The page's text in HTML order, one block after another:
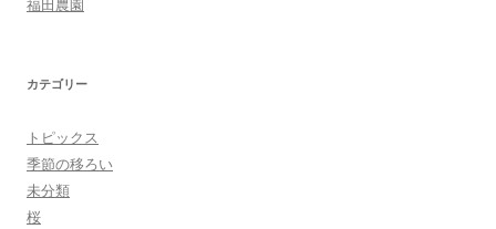
福田農園
カテゴリー
トピックス
季節の移ろい
未分類
桜